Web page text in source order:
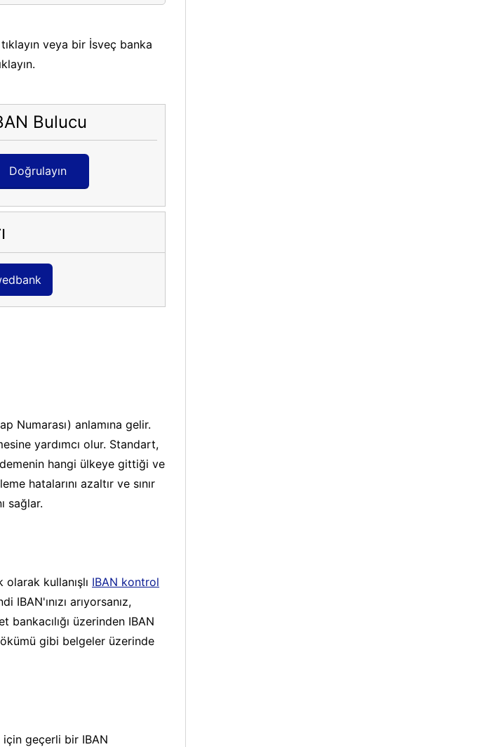
veya bir İsveç banka
Bulucu
Doğrulayın
Numarası) anlamına gelir.
yardımcı olur. Standart,
hangi ülkeye gittiği ve
hatalarını azaltır ve sınır
sağlar.
kullanışlı IBAN kontrol
arıyorsanız,
bankacılığı üzerinden IBAN
gibi belgeler üzerinde
için geçerli bir IBAN